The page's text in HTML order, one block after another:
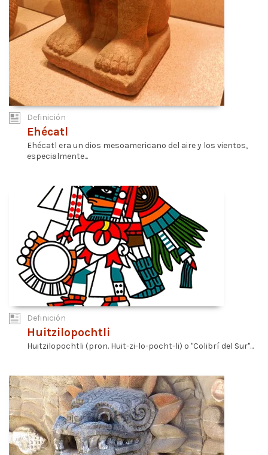
Definición
Ehécatl
Ehécatl era un dios mesoamericano del aire y los vientos,
especialmente...
Definición
Huitzilopochtli
Huitzilopochtli (pron. Huit-zi-lo-pocht-li) o "Colibrí del Sur"...